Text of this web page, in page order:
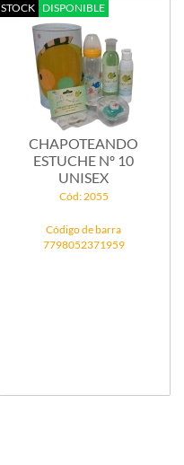
STOCK DISPONIBLE
CHAPOTEANDO
ESTUCHE Nº 10
UNISEX
Cód: 2055
Código de barra
7798052371959